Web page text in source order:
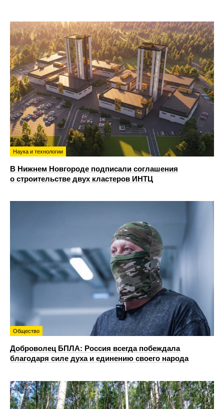
Наука и технологии
В Нижнем Новгороде подписали соглашения
о строительстве двух кластеров ИНТЦ
Общество
Доброволец БПЛА: Россия всегда побеждала
благодаря силе духа и единению своего народа